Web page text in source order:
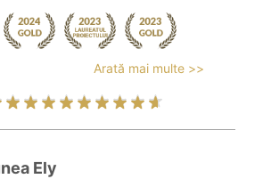
Arată mai multe >>
Ely